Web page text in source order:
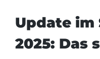
Update im
2025: Das